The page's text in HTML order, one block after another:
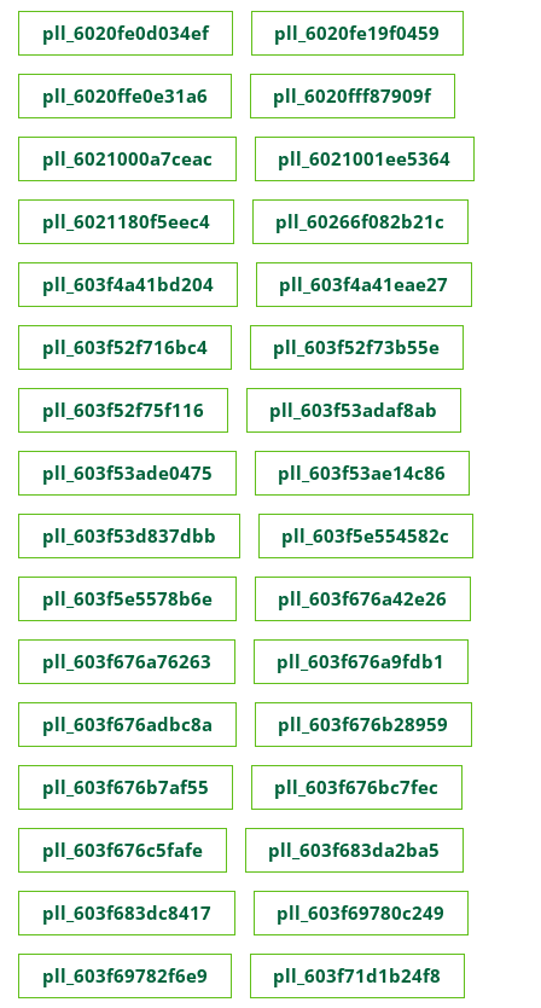
pll_6020fe0d034ef pll_6020fe19f0459
pll_6020ffe0e31a6 pll_6020fff87909f
pll_6021000a7ceac pll_6021001ee5364
pll_6021180f5eec4 pll_60266f082b21c
pll_603f4a41bd204 pll_603f4a41eae27
pll_603f52f716bc4 pll_603f52f73b55e
pll_603f52f75f116 pll_603f53adaf8ab
pll_603f53ade0475 pll_603f53ae14c86
pll_603f53d837dbb pll_603f5e554582c
pll_603f5e5578b6e pll_603f676a42e26
pll_603f676a76263 pll_603f676a9fdb1
pll_603f676adbc8a pll_603f676b28959
pll_603f676b7af55 pll_603f676bc7fec
pll_603f676c5fafe pll_603f683da2ba5
pll_603f683dc8417 pll_603f69780c249
pll_603f69782f6e9 pll_603f71d1b24f8